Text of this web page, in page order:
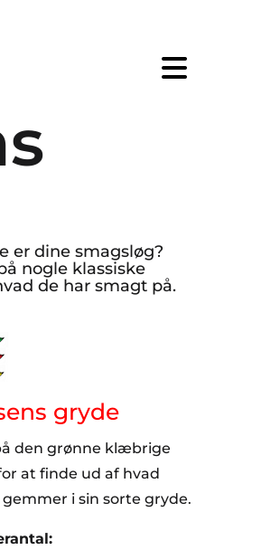
er dine smagsløg?
nogle klassiske
de har smagt på.
gryde
den grønne klæbrige
at finde ud af hvad
gemmer i sin sorte gryde.